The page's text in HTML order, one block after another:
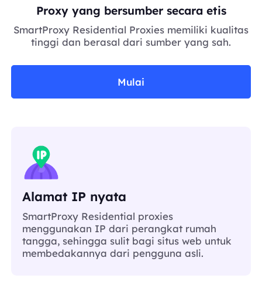
Proxy yang bersumber secara etis
SmartProxy Residential Proxies memiliki kualitas
tinggi dan berasal dari sumber yang sah.
Mulai
Alamat IP nyata
SmartProxy Residential proxies
menggunakan IP dari perangkat rumah
tangga, sehingga sulit bagi situs web untuk
membedakannya dari pengguna asli.